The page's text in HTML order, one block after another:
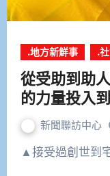
.地方新鮮事 .
從受助到助
的力量投入
新聞聯訪中心
▲接受過創世